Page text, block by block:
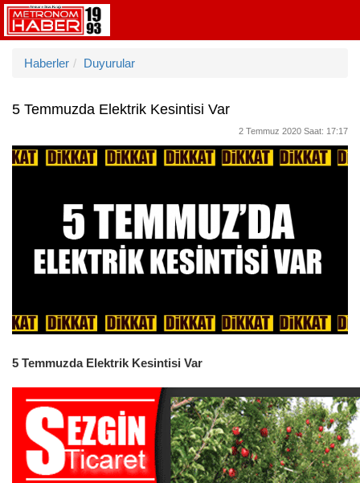
Haberler Duyurular
5 Temmuzda Elektrik Kesintisi Var
2 Temmuz 2020 Saat: 17:17
5 Temmuzda Elektrik Kesintisi Var